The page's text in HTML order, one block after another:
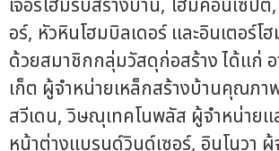
เจอร์โฮมรับสร้างบ้าน, โฮมคอนเซป
อร์, หัวหินโฮมบิลเดอร์ และอินเตอร์โ
ด้วยสมาชิกกลุ่มวัสดุก่อสร้าง ได้แก่ อ
เก็ต ผู้จำหน่ายเหล็กสร้างบ้านคุณภา
สวีเดน, วิษณุเทคโนพลัส ผู้จำหน่ายแ
หน้าต่างแบรนด์วินด์เซอร์, อินโนวา